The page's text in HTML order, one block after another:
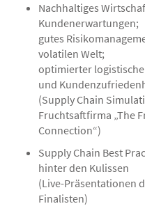
Nachhaltiges
Kundenerwartungen;
gutes
volatilen Welt;
optimierter
und
(Supply Chain
Fruchtsaftfirma „The
Connection“)
Supply Chain Best
hinter den Kulissen
(Live-Präsentationen
Finalisten)